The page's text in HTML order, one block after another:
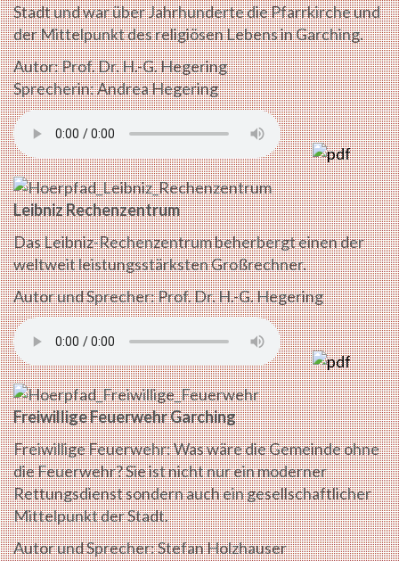
Stadt und war über Jahrhunderte die Pfarrkirche und
der Mittelpunkt des religiösen Lebens in Garching.
Autor: Prof. Dr. H.-G. Hegering
Sprecherin: Andrea Hegering
Leibniz Rechenzentrum
Das Leibniz-Rechenzentrum beherbergt einen der
weltweit leistungsstärksten Großrechner.
Autor und Sprecher: Prof. Dr. H.-G. Hegering
Freiwillige Feuerwehr Garching
Freiwillige Feuerwehr: Was wäre die Gemeinde ohne
die Feuerwehr? Sie ist nicht nur ein moderner
Rettungsdienst sondern auch ein gesellschaftlicher
Mittelpunkt der Stadt.
Autor und Sprecher: Stefan Holzhauser